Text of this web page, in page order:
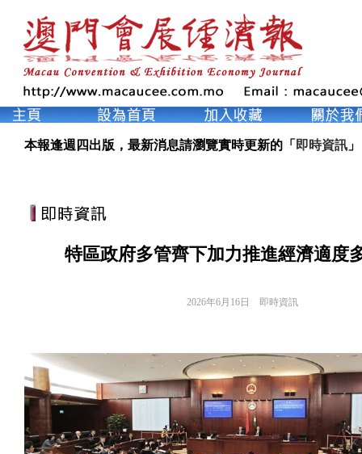
本報逢週四出版，最新消息請瀏覽實時更新的「 即時資訊 」
特區政府多管齊下加力推進經濟適度
2026年6月16日 即時資訊